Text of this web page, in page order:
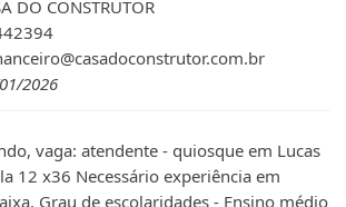
DO CONSTRUTOR
2026
vaga: atendente - quiosque em Lucas
12 x36 Necessário experiência em
Grau de escolaridades - Ensino médio